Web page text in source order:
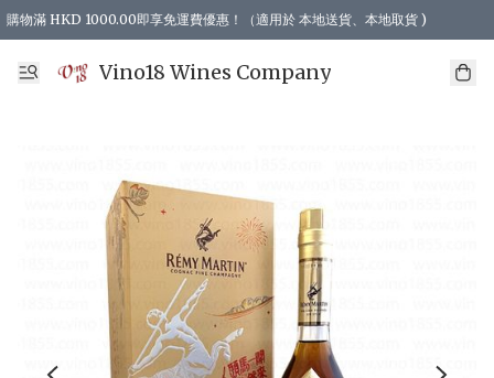
購物滿 HKD 1000.00即享免運費優惠！（適用於 本地送貨、本地取貨 )
Vino18 Wines Company